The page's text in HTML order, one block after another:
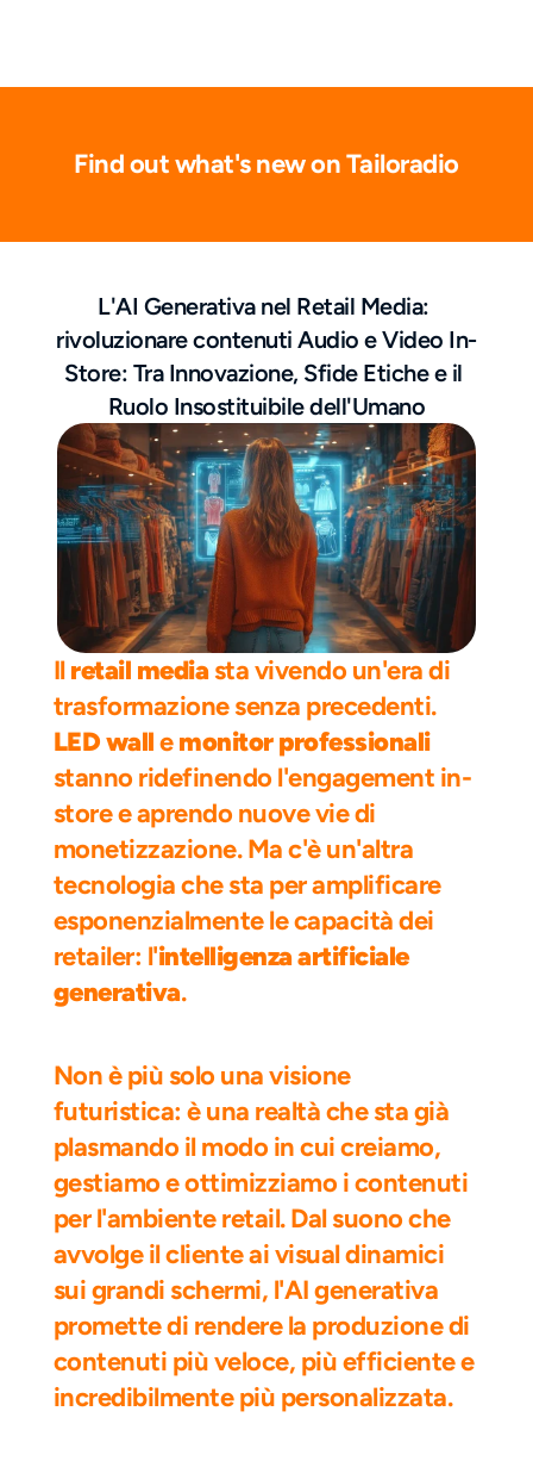
Find out what's new on Tailoradio
L'AI Generativa nel Retail Media:
rivoluzionare contenuti Audio e Video In-
Store: Tra Innovazione, Sfide Etiche e il
Ruolo Insostituibile dell'Umano
Il retail media sta vivendo un'era di
trasformazione senza precedenti.
LED wall e monitor professionali
stanno ridefinendo l'engagement in-
store e aprendo nuove vie di
monetizzazione. Ma c'è un'altra
tecnologia che sta per amplificare
esponenzialmente le capacità dei
retailer: l'intelligenza artificiale
generativa.
Non è più solo una visione
futuristica: è una realtà che sta già
plasmando il modo in cui creiamo,
gestiamo e ottimizziamo i contenuti
per l'ambiente retail. Dal suono che
avvolge il cliente ai visual dinamici
sui grandi schermi, l'AI generativa
promette di rendere la produzione di
contenuti più veloce, più efficiente e
incredibilmente più personalizzata.